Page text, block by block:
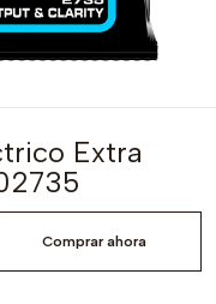
Extra
Comprar ahora